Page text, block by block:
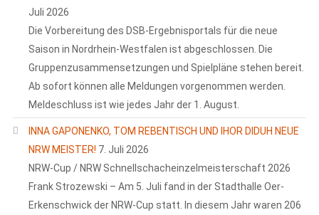
Juli 2026
Die Vorbereitung des DSB-Ergebnisportals für die neue
Saison in Nordrhein-Westfalen ist abgeschlossen. Die
Gruppenzusammensetzungen und Spielpläne stehen bereit.
Ab sofort können alle Meldungen vorgenommen werden.
Meldeschluss ist wie jedes Jahr der 1. August.
INNA GAPONENKO, TOM REBENTISCH UND IHOR DIDUH NEUE
NRW MEISTER! 7. Juli 2026
NRW-Cup / NRW Schnellschacheinzelmeisterschaft 2026
Frank Strozewski – Am 5. Juli fand in der Stadthalle Oer-
Erkenschwick der NRW-Cup statt. In diesem Jahr waren 206